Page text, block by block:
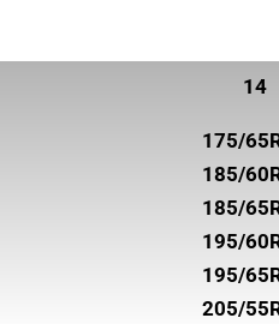
14
175/
185/
185/
195/
195/
205/